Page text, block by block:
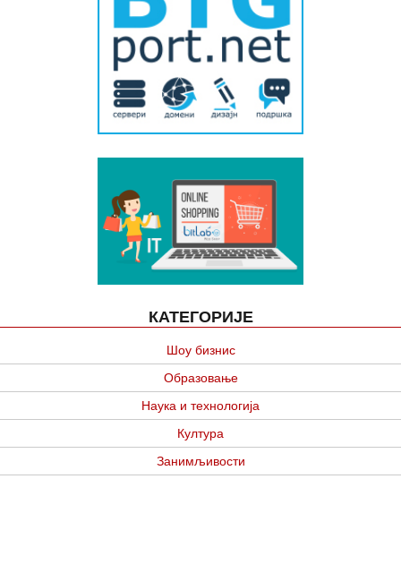
КАТЕГОРИЈЕ
Шоу бизнис
Образовање
Наука и технологија
Култура
Занимљивости